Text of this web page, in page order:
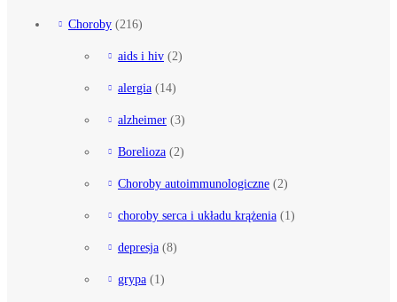
Choroby (216)
aids i hiv (2)
alergia (14)
alzheimer (3)
Borelioza (2)
Choroby autoimmunologiczne (2)
choroby serca i układu krążenia (1)
depresja (8)
grypa (1)